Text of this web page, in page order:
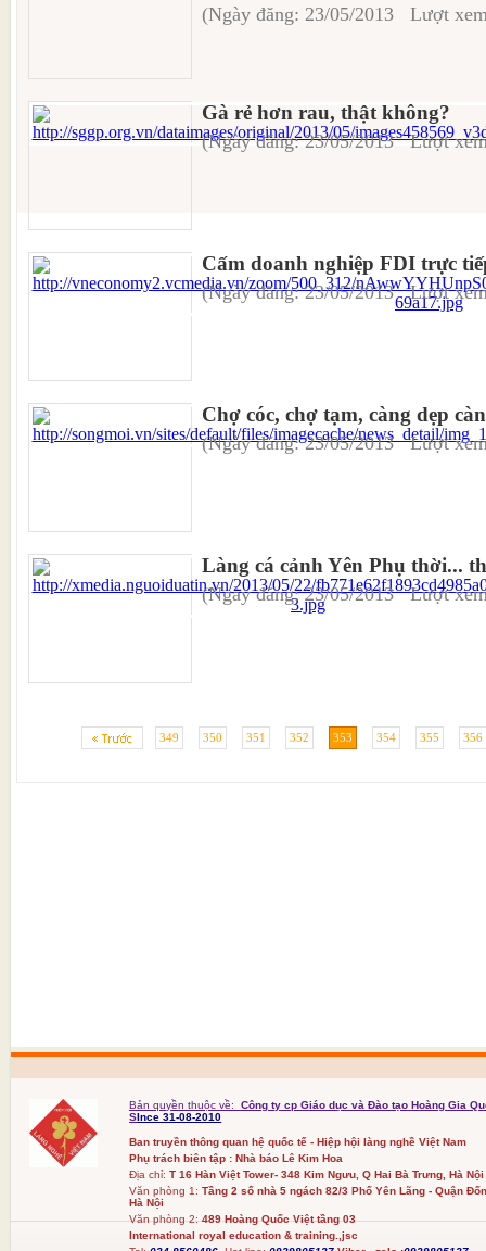
(Ngày đăng: 23/05/2013 Lượt
Gà rẻ hơn rau, thật không?
(Ngày đăng: 23/05/2013 Lượt
Cấm doanh nghiệp FDI trực
(Ngày đăng: 23/05/2013 Lượt
Chợ cóc, chợ tạm, càng dẹp
(Ngày đăng: 23/05/2013 Lượt
Làng cá cảnh Yên Phụ thời...
(Ngày đăng: 23/05/2013 Lượt
349 350 351 352 353 354 355 356
Bản quyền thuộc về:
Công ty cp Giáo dục và Đào tạo Hoàng Gia
SInce 31-08-2010
Ban truyền thông quan hệ quốc tế - Hiệp hội làng nghề Việt Nam
Phụ trách biên tập : Nhà báo Lê Kim Hoa
Địa chỉ: T 16 Hàn Việt Tower- 348 Kim Ngưu, Q Hai Bà Trưng, Hà Nội
Văn phòng 1:Tầng 2 số nhà 5 ngách 82/3 Phố Yên Lãng - Quận
Hà Nội
Văn phòng 2:489 Hoàng Quốc Việt tầng 03
International royal education & training.,jsc